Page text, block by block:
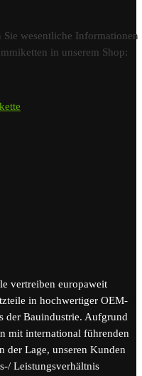
wesentliche Informationen
in unserem Shop:
vertreiben europaweit
in hochwertiger OEM-
der Bauindustrie. Aufgrund
mit international führenden
der Lage, unseren Kunden
Leistungsverhältnis